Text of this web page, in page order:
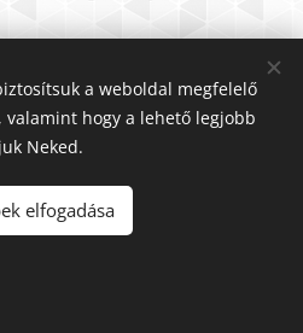
a weboldal megfelelő
valamint hogy a lehető legjobb
Neked.
elfogadása